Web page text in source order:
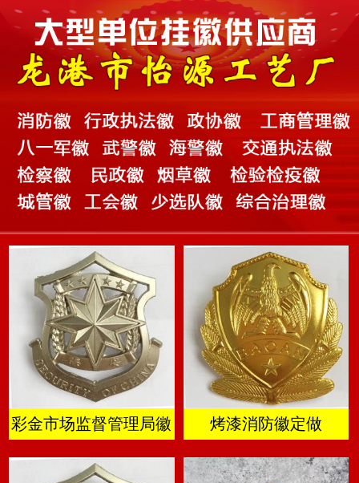
彩金市场监督管理局徽 烤漆消防徽定做